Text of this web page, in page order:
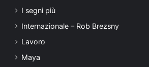
I segni più
Internazionale – Rob Brezsny
Lavoro
Maya